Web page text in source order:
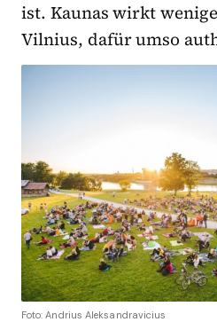
ist. Kaunas wirkt
Vilnius, dafür umso
Foto: Andrius Aleksandravicius